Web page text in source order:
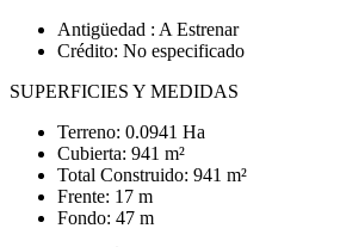
Antigüedad : A Estrenar
Crédito: No especificado
SUPERFICIES Y MEDIDAS
Terreno: 0.0941 Ha
Cubierta: 941 m²
Total Construido: 941 m²
Frente: 17 m
Fondo: 47 m